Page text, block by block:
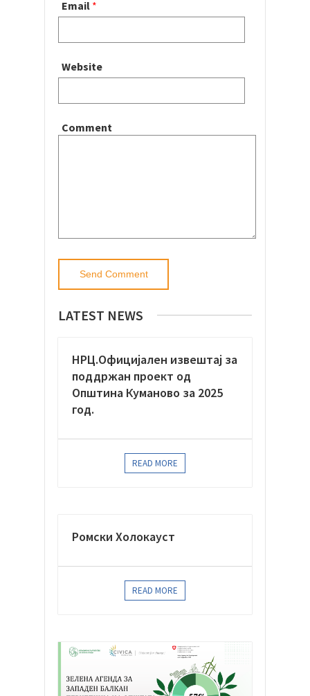
Email *
Website
Comment
LATEST NEWS
НРЦ.Официјaлен извештај за
поддржан проект од
Општина Куманово за 2025
год.
READ MORE
Ромски Холокауст
READ MORE